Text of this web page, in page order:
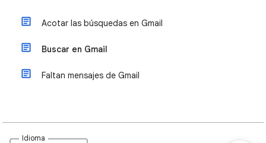
Acotar las búsquedas en Gmail
Buscar en Gmail
Faltan mensajes de Gmail
Idioma